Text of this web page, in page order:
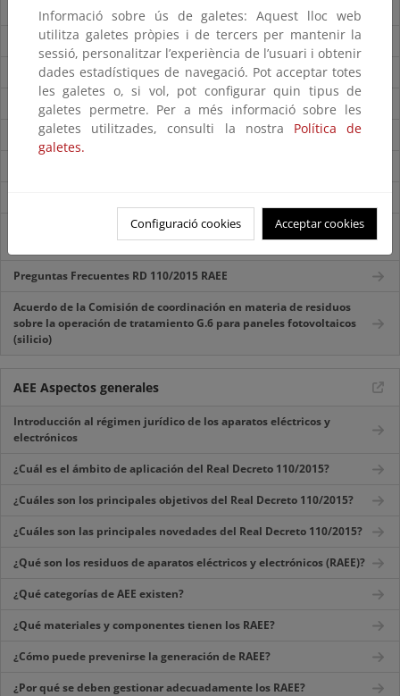
110/2015 sobre residuos de AEE
Nota informativa ampliación ámbito RD RAEE en agosto 2018
Nota Plataforma RAEE Jornadas 2018
Obligaciones Sistemas Colectivos RAEE
Plataforma electrónica de gestión de RAEE
Requisitos técnicos a cumplir por las instalaciones de tratamiento
Preguntas Frecuentes RD 110/2015 RAEE
Acuerdo de la Comisión de coordinación en materia de residuos
sobre la operación de tratamiento G.6 para paneles fotovoltaicos
(silicio)
AEE Aspectos generales
Introducción al régimen jurídico de los aparatos eléctricos y
electrónicos
¿Cuál es el ámbito de aplicación del Real Decreto 110/2015?
¿Cuáles son los principales objetivos del Real Decreto 110/2015?
¿Cuáles son las principales novedades del Real Decreto 110/2015?
¿Qué son los residuos de aparatos eléctricos y electrónicos (RAEE)?
¿Qué categorías de AEE existen?
¿Qué materiales y componentes tienen los RAEE?
¿Cómo puede prevenirse la generación de RAEE?
¿Por qué se deben gestionar adecuadamente los RAEE?
Informació sobre ús de galetes: Aquest lloc web
utilitza galetes pròpies i de tercers per mantenir la
sessió, personalitzar l’experiència de l’usuari i obtenir
dades estadístiques de navegació. Pot acceptar totes
les galetes o, si vol, pot configurar quin tipus de
galetes permetre. Per a més informació sobre les
galetes utilitzades, consulti la nostra Política de
galetes.
Configuració cookies Acceptar cookies